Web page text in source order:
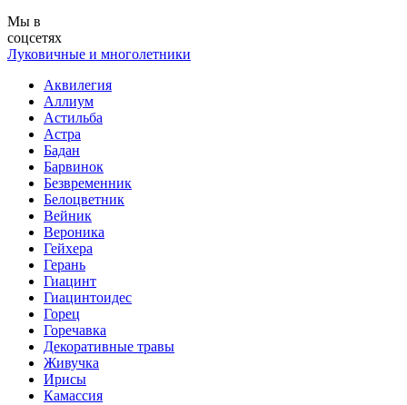
Мы в
соцсетях
Луковичные и многолетники
Аквилегия
Аллиум
Астильба
Астра
Бадан
Барвинок
Безвременник
Белоцветник
Вейник
Вероника
Гейхера
Герань
Гиацинт
Гиацинтоидес
Горец
Горечавка
Декоративные травы
Живучка
Ирисы
Камассия